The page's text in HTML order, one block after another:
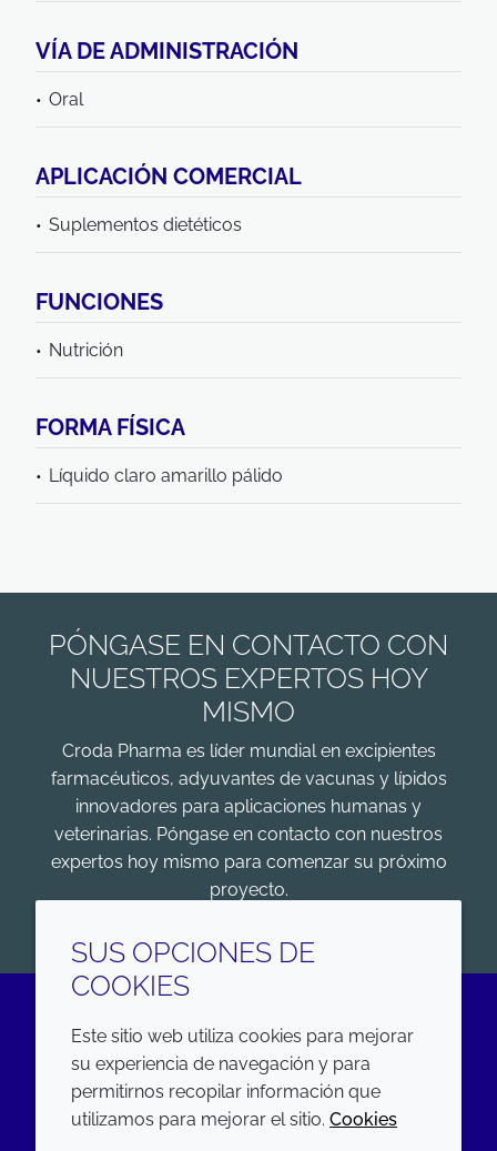
VÍA DE ADMINISTRACIÓN
Oral
APLICACIÓN COMERCIAL
Suplementos dietéticos
FUNCIONES
Nutrición
FORMA FÍSICA
Líquido claro amarillo pálido
PÓNGASE EN CONTACTO CON
NUESTROS EXPERTOS HOY
MISMO
Croda Pharma es líder mundial en excipientes
farmacéuticos, adyuvantes de vacunas y lípidos
innovadores para aplicaciones humanas y
veterinarias. Póngase en contacto con nuestros
expertos hoy mismo para comenzar su próximo
proyecto.
LinkedIn
EMPRESA
SUS OPCIONES DE
COOKIES
Este sitio web utiliza cookies para mejorar
su experiencia de navegación y para
permitirnos recopilar información que
utilizamos para mejorar el sitio. Cookies